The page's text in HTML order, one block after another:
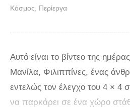
Κόσμος Περίεργα
Αυτό είναι το βίντεο της
Μανίλα, Φιλιππίνες, ένας
εντελώς τον έλεγχο του 4 × 4
να παρκάρει σε ένα χώρο